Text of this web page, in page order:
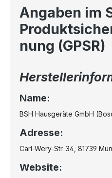
Angaben im
nung (GPSR)
Name:
BSH Hausgeräte GmbH
Adresse:
Carl-Wery-Str. 34, 81739
Website: